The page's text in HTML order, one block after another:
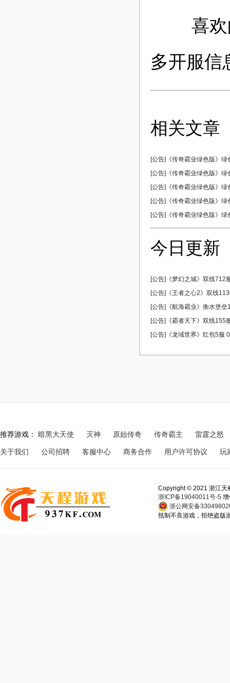
喜欢的
多开服信
相关文章
[公告]《传奇霸业绿色版》
[公告]《传奇霸业绿色版》
[公告]《传奇霸业绿色版》
[公告]《传奇霸业绿色版》
[公告]《传奇霸业绿色版》
今日更新
[公告]《梦幻之城》双线712
[公告]《王者之心2》双线
[公告]《航海霸业》衡水堡
[公告]《霸者天下》双线155
[公告]《龙域世界》红包5服
推荐游戏： 暗黑大天使 灭神 原始传奇 传奇霸主 雷霆之怒
关于我们 公司招聘 客服中心 商务合作 用户许可协议 玩
Copyright © 2021 浙江天
浙ICP备19040011号-5
浙公网安备
抵制不良游戏，拒绝盗版